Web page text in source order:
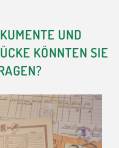
UND
KÖNNTEN SIE